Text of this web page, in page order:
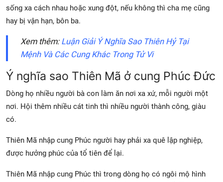
sống xa cách nhau hoặc xung đột, nếu không thì cha mẹ cũng
hay bị vận hạn, bôn ba.
Xem thêm: Luận Giải Ý Nghĩa Sao Thiên Hỷ Tại
Mệnh Và Các Cung Khác Trong Tử Vi
Ý nghĩa sao Thiên Mã ở cung Phúc Đức
Dòng họ nhiều người bà con làm ăn nơi xa xứ, mỗi người một
nơi. Hội thêm nhiều cát tinh thì nhiều người thành công, giàu
có.
Thiên Mã nhập cung Phúc người hay phải xa quê lập nghiệp,
được hưởng phúc của tổ tiên để lại.
Thiên Mã nhập cung Phúc thì trong dòng họ có ngôi mộ hình